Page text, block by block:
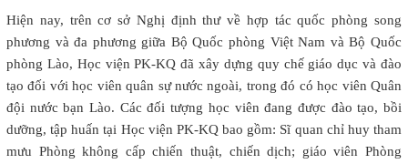
Hiện nay, trên cơ sở Nghị định thư về hợp tác quốc phòng song
phương và đa phương giữa Bộ Quốc phòng Việt Nam và Bộ Quốc
phòng Lào, Học viện PK-KQ đã xây dựng quy chế giáo dục và đào
tạo đối với học viên quân sự nước ngoài, trong đó có học viên Quân
đội nước bạn Lào. Các đối tượng học viên đang được đào tạo, bồi
dưỡng, tập huấn tại Học viện PK-KQ bao gồm: Sĩ quan chỉ huy tham
mưu Phòng không cấp chiến thuật, chiến dịch; giáo viên Phòng